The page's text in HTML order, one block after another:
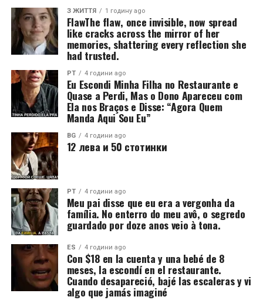
З ЖИТТЯ 1 годину ago
FlawThe flaw, once invisible, now spread
like cracks across the mirror of her
memories, shattering every reflection she
had trusted.
PT 4 години ago
Eu Escondi Minha Filha no Restaurante e
Quase a Perdi, Mas o Dono Apareceu com
Ela nos Braços e Disse: “Agora Quem
Manda Aqui Sou Eu”
BG 4 години ago
12 лева и 50 стотинки
PT 4 години ago
Meu pai disse que eu era a vergonha da
família. No enterro do meu avô, o segredo
guardado por doze anos veio à tona.
ES 4 години ago
Con $18 en la cuenta y una bebé de 8
meses, la escondí en el restaurante.
Cuando desapareció, bajé las escaleras y vi
algo que jamás imaginé